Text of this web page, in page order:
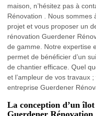
maison, n’hésitez pas à
Rénovation . Nous sommes
projet et vous proposer un
rénovation Guerdener
de gamme. Notre expertise
permet de bénéficier d’un
de chantier efficace. Quel
et l’ampleur de vos travaux
entreprise Guerdener
La conception d’un
Guerdener Rénovation